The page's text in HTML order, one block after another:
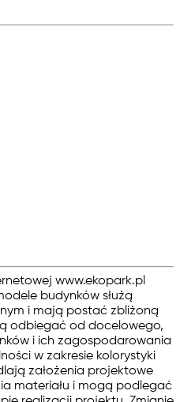
www.ekopark.pl
budynków służą
i mają postać zbliżoną
odbiegać od docelowego,
i ich zagospodarowania
w zakresie kolorystyki
założenia projektowe
materiału i mogą podlegać